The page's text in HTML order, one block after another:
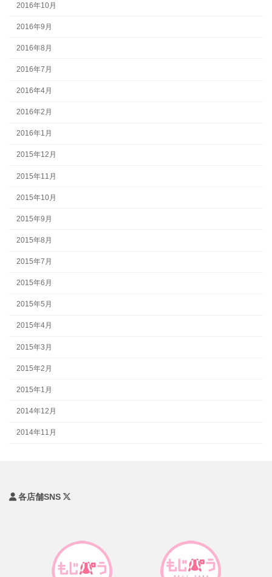
2016年10月
2016年9月
2016年8月
2016年7月
2016年4月
2016年2月
2016年1月
2015年12月
2015年11月
2015年10月
2015年9月
2015年8月
2015年7月
2015年6月
2015年5月
2015年4月
2015年3月
2015年2月
2015年1月
2014年12月
2014年11月
各店舗SNS